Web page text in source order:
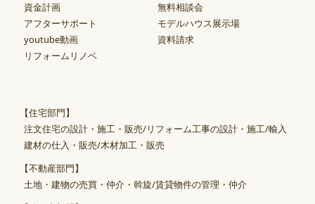
資金計画
アフターサポート
youtube動画
リフォームリノベ
無料相談会
モデルハウス展示場
資料請求
【住宅部門】
注文住宅の設計・施工・販売/リフォーム工事の設計・施工/輸入
建材の仕入・販売/木材加工・販売
【不動産部門】
土地・建物の売買・仲介・斡旋/賃貸物件の管理・仲介